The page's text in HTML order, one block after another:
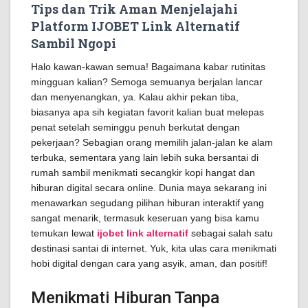
Tips dan Trik Aman Menjelajahi
Platform IJOBET Link Alternatif
Sambil Ngopi
Halo kawan-kawan semua! Bagaimana kabar rutinitas
mingguan kalian? Semoga semuanya berjalan lancar
dan menyenangkan, ya. Kalau akhir pekan tiba,
biasanya apa sih kegiatan favorit kalian buat melepas
penat setelah seminggu penuh berkutat dengan
pekerjaan? Sebagian orang memilih jalan-jalan ke alam
terbuka, sementara yang lain lebih suka bersantai di
rumah sambil menikmati secangkir kopi hangat dan
hiburan digital secara online. Dunia maya sekarang ini
menawarkan segudang pilihan hiburan interaktif yang
sangat menarik, termasuk keseruan yang bisa kamu
temukan lewat ijobet link alternatif sebagai salah satu
destinasi santai di internet. Yuk, kita ulas cara menikmati
hobi digital dengan cara yang asyik, aman, dan positif!
Menikmati Hiburan Tanpa